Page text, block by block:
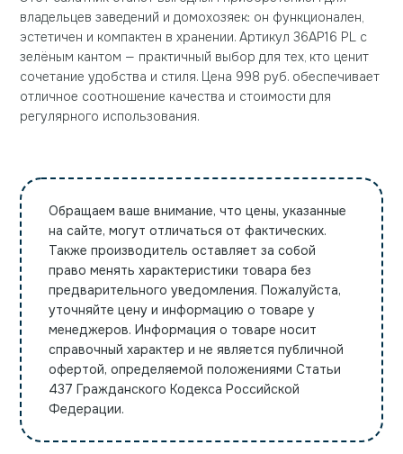
владельцев заведений и домохозяек: он функционален,
эстетичен и компактен в хранении. Артикул 36AP16 PL с
зелёным кантом — практичный выбор для тех, кто ценит
сочетание удобства и стиля. Цена 998 руб. обеспечивает
отличное соотношение качества и стоимости для
регулярного использования.
Обращаем ваше внимание, что цены, указанные
на сайте, могут отличаться от фактических.
Также производитель оставляет за собой
право менять характеристики товара без
предварительного уведомления. Пожалуйста,
уточняйте цену и информацию о товаре у
менеджеров. Информация о товаре носит
справочный характер и не является публичной
офертой, определяемой положениями Статьи
437 Гражданского Кодекса Российской
Федерации.